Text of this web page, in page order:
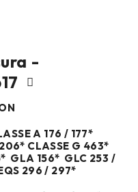
-
A 176 / 177*
CLASSE G 463*
GLA 156* GLC 253 /
296 / 297*